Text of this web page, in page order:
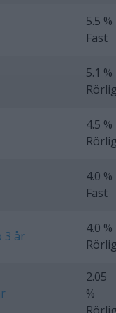
5.5 %
Fast
5.1 %
Rörlig
4.5 %
Rörlig
4.0 %
Fast
3 år
4.0 %
Rörlig
2.05
%